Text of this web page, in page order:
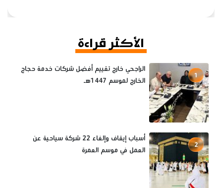
الأكثر قراءة
1
الراجحي خارج تقييم أفضل شركات خدمة حجاج
الخارج لموسم 1447هـ
2
أسباب إيقاف وإلغاء 22 شركة سياحية عن
العمل في موسم العمرة